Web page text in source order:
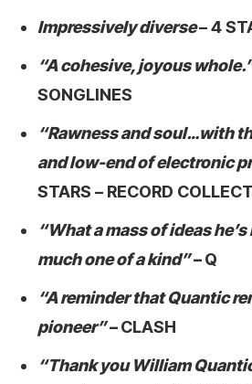
Impressively diverse– 4
“A cohesive, joyous
SONGLINES
“Rawness and soul…with
and low-end of electronic
STARS – RECORD
“What a mass of ideas
much one of a kind”–Q
“A reminder that Quantic
pioneer”–CLASH
“Thank you William